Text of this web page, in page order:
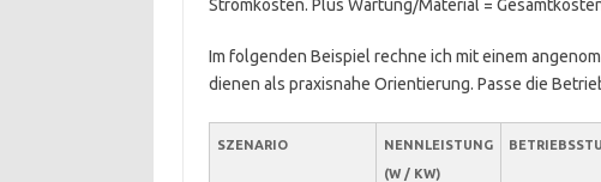
Stromkosten. Plus Wartung/Material =
Im folgenden Beispiel rechne ich mit einem
dienen als praxisnahe Orientierung. Passe die
SZENARIO
NENNLEISTUNG
(W / KW)